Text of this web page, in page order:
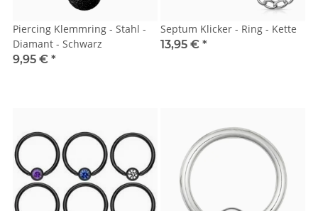
Piercing Klemmring - Stahl -
Diamant - Schwarz
9,95 € *
Septum Klicker - Ring - Kette
13,95 € *